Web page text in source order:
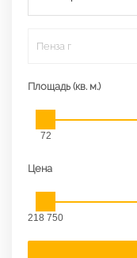
Пенза г
Площадь (кв. м.)
72
Цена
218 750